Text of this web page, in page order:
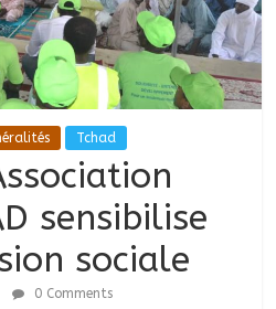
Tchad
sensibilise
sociale
0 Comments